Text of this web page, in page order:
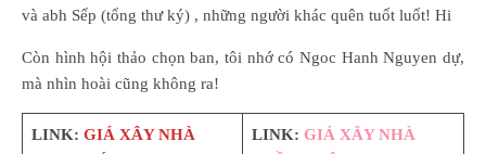
và abh Sếp (tổng thư ký) , những người khác quên tuốt luốt! Hi
Còn hình hội thảo chọn ban, tôi nhớ có Ngoc Hanh Nguyen dự,
mà nhìn hoài cũng không ra!
LINK: GIÁ XÂY NHÀ
LINK: GIÁ XÂY NHÀ